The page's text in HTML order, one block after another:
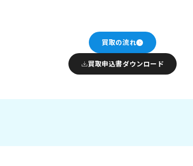
買取の流れ
買取申込書ダウンロード